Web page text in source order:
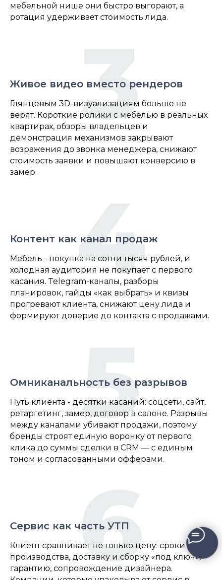
мебельной нише они быстро выгорают, а
ротация удерживает стоимость лида.
Живое видео вместо рендеров
Глянцевым 3D-визуализациям больше не
верят. Короткие ролики с мебелью в реальных
квартирах, обзоры владельцев и
демонстрация механизмов закрывают
возражения до звонка менеджера, снижают
стоимость заявки и повышают конверсию в
замер.
3
Контент как канал продаж
Мебель - покупка на сотни тысяч рублей, и
холодная аудитория не покупает с первого
касания. Telegram-каналы, разборы
планировок, гайды «как выбрать» и квизы
прогревают клиента, снижают цену лида и
формируют доверие до контакта с продажами.
4
Омниканальность без разрывов
Путь клиента - десятки касаний: соцсети, сайт,
ретаргетинг, замер, договор в салоне. Разрывы
между каналами убивают продажи, поэтому
бренды строят единую воронку от первого
клика до суммы сделки в CRM — с единым
тоном и согласованными офферами.
5
Сервис как часть УТП
Клиент сравнивает не только цену: сроки
производства, доставку и сборку «под ключ»,
гарантию, сопровождение дизайнера.
6